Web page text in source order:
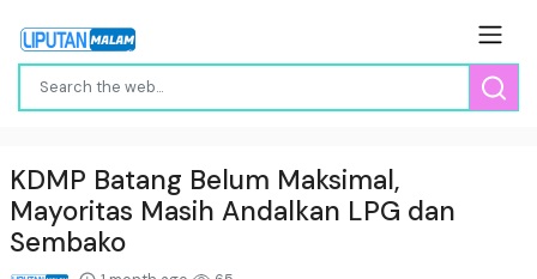
KDMP Batang Belum Maksimal,
Mayoritas Masih Andalkan LPG dan
Sembako